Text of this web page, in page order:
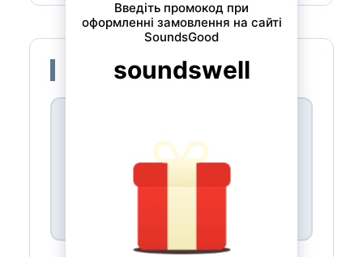
🏭 Бренды
3 поршн. 3/4 (~000).
4 поршн. (~000). YBB-321
интерм. (~000).
YBB-632S
про